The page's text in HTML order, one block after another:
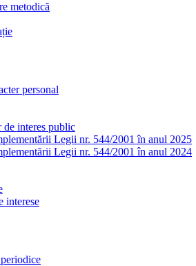
metodică
personal
interes public
Legii nr. 544/2001 în anul 2025
Legii nr. 544/2001 în anul 2024
interese